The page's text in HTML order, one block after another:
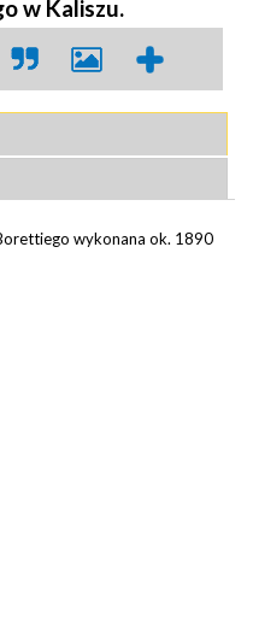
w Kaliszu.
wykonana ok. 1890